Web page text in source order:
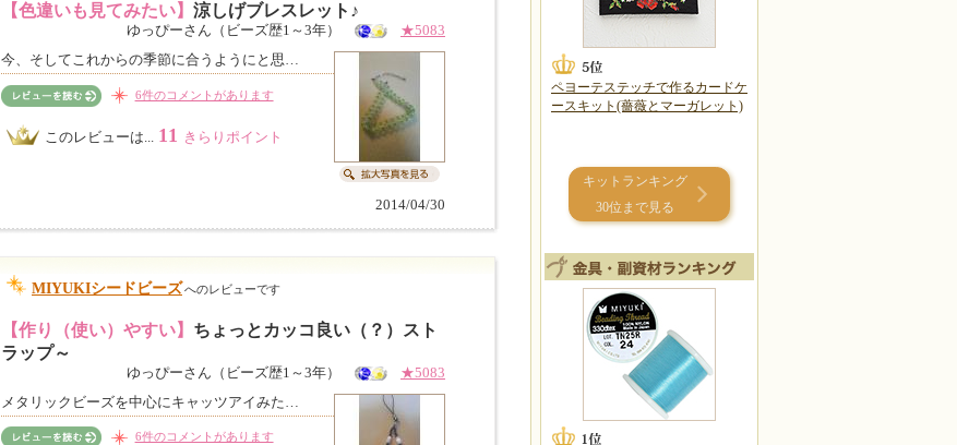
【色違いも見てみたい】 涼しげブレスレット♪
ゆっぴーさん（ビーズ歴1～3年）
★5083
今、そしてこれからの季節に合うようにと思…
6件のコメントがあります
このレビューは... 11 きらりポイント
2014/04/30
MIYUKIシードビーズへのレビューです
【作り（使い）やすい】 ちょっとカッコ良い（？）スト
ラップ～
ゆっぴーさん（ビーズ歴1～3年）
★5083
メタリックビーズを中心にキャッツアイみた…
6件のコメントがあります
ペヨーテステッチで作るカードケ
ースキット(薔薇とマーガレット)
キットランキング
30位まで見る